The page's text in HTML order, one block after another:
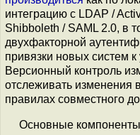
интеграцию с LDAP /
Shibboleth / SAML 2.0, в
двухфакторной
привязки новых систем к
Версионный контроль
отслеживать изменения
правилах совместного
Основные